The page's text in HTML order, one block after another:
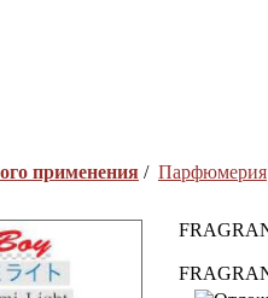
применения / Парфюмерия